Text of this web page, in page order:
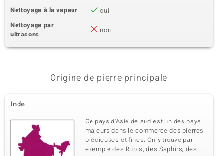
Nettoyage à la vapeur
oui
Nettoyage par
ultrasons
non
Origine de pierre principale
Inde
Ce pays d'Asie de sud est un des pays
majeurs dans le commerce des pierres
précieuses et fines. On y trouve par
exemple des Rubis, des Saphirs, des